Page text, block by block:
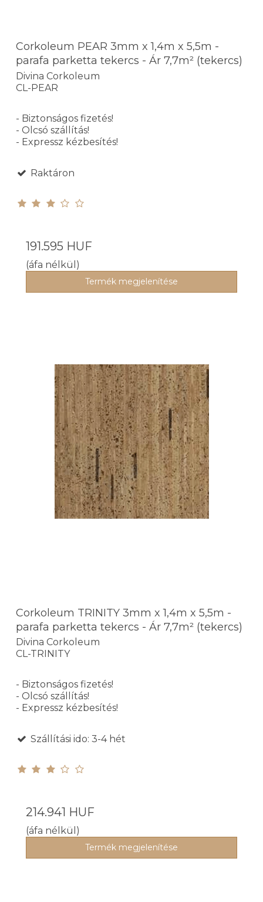
Corkoleum PEAR 3mm x 1,4m x 5,5m -
parafa parketta tekercs - Ár 7,7m² (tekercs)
Divina Corkoleum
CL-PEAR
- Biztonságos fizetés!
- Olcsó szállítás!
- Expressz kézbesítés!
Raktáron
191.595 HUF
(áfa nélkül)
Termék megjelenítése
Corkoleum TRINITY 3mm x 1,4m x 5,5m -
parafa parketta tekercs - Ár 7,7m² (tekercs)
Divina Corkoleum
CL-TRINITY
- Biztonságos fizetés!
- Olcsó szállítás!
- Expressz kézbesítés!
Szállítási ido: 3-4 hét
214.941 HUF
(áfa nélkül)
Termék megjelenítése